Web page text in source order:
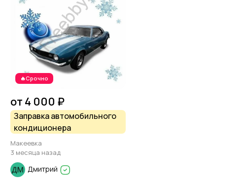
🔥Срочно
от 4 000 ₽
Заправка автомобильного
кондиционера
Макеевка
3 месяца назад
Дмитрий